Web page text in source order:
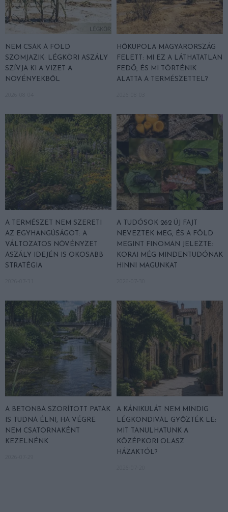
NEM CSAK A FÖLD
SZOMJAZIK: LÉGKÖRI ASZÁLY
SZÍVJA KI A VIZET A
NÖVÉNYEKBŐL
HŐKUPOLA MAGYARORSZÁG
FELETT: MI EZ A LÁTHATATLAN
FEDŐ, ÉS MI TÖRTÉNIK
ALATTA A TERMÉSZETTEL?
A TERMÉSZET NEM SZERETI
AZ EGYHANGÚSÁGOT: A
VÁLTOZATOS NÖVÉNYZET
ASZÁLY IDEJÉN IS OKOSABB
STRATÉGIA
A TUDÓSOK 262 ÚJ FAJT
NEVEZTEK MEG, ÉS A FÖLD
MEGINT FINOMAN JELEZTE:
KORAI MÉG MINDENTUDÓNAK
HINNI MAGUNKAT
A BETONBA SZORÍTOTT PATAK
IS TUDNA ÉLNI, HA VÉGRE
NEM CSATORNAKÉNT
KEZELNÉNK
A KÁNIKULÁT NEM MINDIG
LÉGKONDIVAL GYŐZTÉK LE:
MIT TANULHATUNK A
KÖZÉPKORI OLASZ
HÁZAKTÓL?